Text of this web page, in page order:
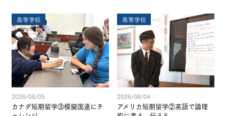
高等学校
2026/08/05
カナダ短期留学③模擬国連にチ
高等学校
2026/08/04
アメリカ短期留学②英語で論理